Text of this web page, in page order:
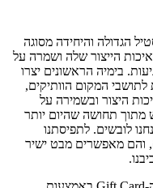
הטקסטיל הגדולה והיחידה מסוגה
הייצור שלה ושמרה על
בימיה הראשונים יצרו
המקום הוותיקים,
היצור ובשמירה על
מחדש מתוך תחושה שהיום יותר
לובשים. לתפיסתנו
והם מאפשרים מבט ישיר